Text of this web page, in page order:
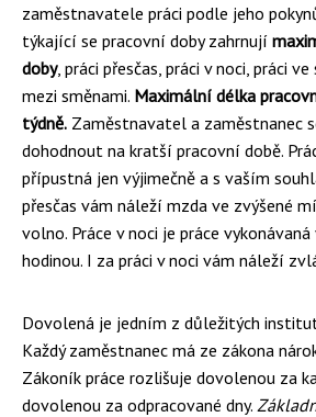
zaměstnavatele práci podle jeho
týkající se pracovní doby zahrnují
doby, práci přesčas, práci v noci, práci
mezi směnami. Maximální délka
týdně. Zaměstnavatel a zaměstnanec
dohodnout na kratší pracovní době.
přípustná jen výjimečně a s vaším
přesčas vám náleží mzda ve zvýšené
volno. Práce v noci je práce
hodinou. I za práci v noci vám náleží
Dovolená je jedním z důležitých
Každý zaměstnanec má ze zákona
Zákoník práce rozlišuje dovolenou za
dovolenou za odpracované dny.